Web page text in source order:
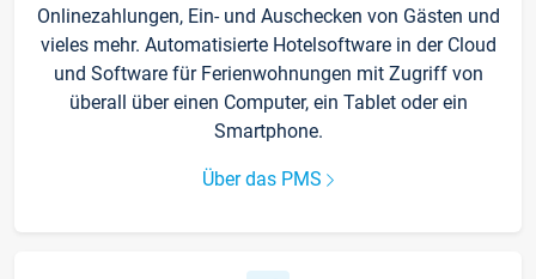
Onlinezahlungen, Ein- und Auschecken von Gästen und
vieles mehr. Automatisierte Hotelsoftware in der Cloud
und Software für Ferienwohnungen mit Zugriff von
überall über einen Computer, ein Tablet oder ein
Smartphone.
Über das PMS